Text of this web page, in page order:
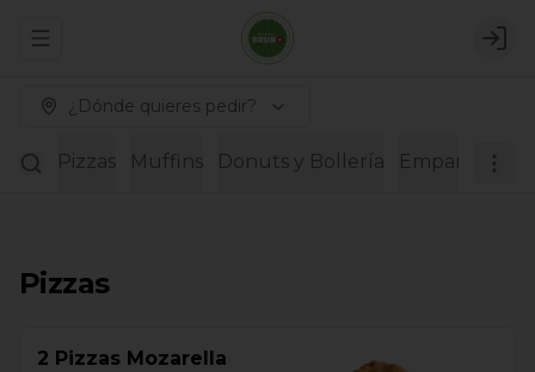
Abrir menu de navegación
¿Dónde quieres pedir?
Pizzas Muffins Donuts y Bollería Empanadas
Pizzas
2 Pizzas Mozarella